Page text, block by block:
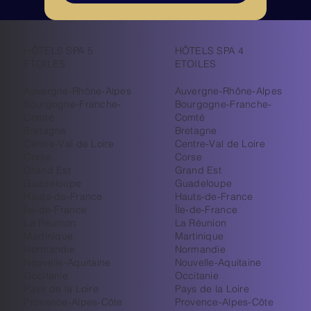
HÔTELS SPA 5
Auvergne-Rhône-Alpes
Bourgogne-Franche-
Centre-Val de Loire
Guadeloupe
Hauts-de-France
Île-de-France
La Réunion
Nouvelle-Aquitaine
Pays de la Loire
Provence-Alpes-Côte
HÔTELS SPA 4
ETOILES
Auvergne-Rhône-Alpes
Bourgogne-Franche-
Comté
Bretagne
Centre-Val de Loire
Corse
Grand Est
Guadeloupe
Hauts-de-France
Île-de-France
La Réunion
Martinique
Normandie
Nouvelle-Aquitaine
Occitanie
Pays de la Loire
Provence-Alpes-Côte